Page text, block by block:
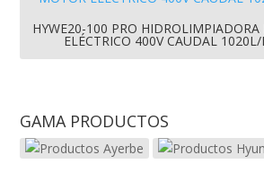
HYWE20-100 PRO
ELÉCTRICO 400V CAUDAL
GAMA PRODUCTOS